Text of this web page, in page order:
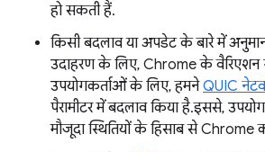
हो सकती हैं.
किसी बदलाव या अपडेट के बारे में अनुमान
उदाहरण के लिए, Chrome के वैरिएशन
उपयोगकर्ताओं के लिए, हमनेQUIC
पैरामीटर में बदलाव किया है. इससे,
मौजूदा स्थितियों के हिसाब से Chrome